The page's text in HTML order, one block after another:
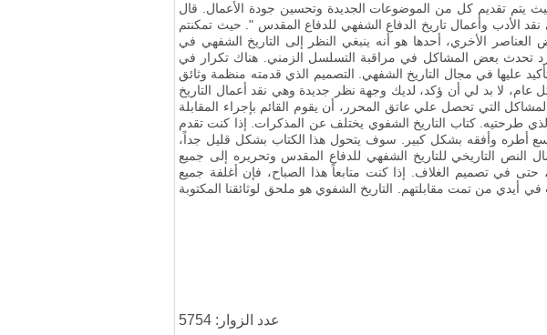
يتم تقديم كل من الموضوعات الجديدة وتحسين جودة الأعمال
قال
الأدب وأعمال تاريخ الدفاع الشفهي للدفاع المقدس ". حيث تمكنتم
الأخري، أحدها هو أنه ينبغي النظر إلى التاريخ الشفهي في
تحدث بعض المشاكل في مراقبة التسلسل الزمني
هناك تكرار في
عليها في مجال التاريخ الشفهي
التصميم الذي قدمته منظمة وثائق
عام، لا بد لي أن ؤكد، لديك وجهة نظر جديدة وهي نقد أعمال التاريخ
التي تحصل علي عاتق المحرر، أن يقوم القائم بإجراء المقابلة
طرحتيه. كتاب التاريخ الشفوي يختلف عن المذكرات. إذا كنت تقدم
أطره وأفقه بشكل كبير. سوف يتحول هذا الكتاب بشكل قليل جداً،
النص التاريخي للتاريخ الشفهي للدفاع المقدس وتحريره إلى جميع
حتى في تصميم الغلاف
إذا كنت متابعاً هذا الصباح، فإن أغلفة جميع
في أيدي من تمت مقابلتهم
التاريخ الشفوي هو ملحق لوثائقنا المكتوبة
عدد الزوار: 5754